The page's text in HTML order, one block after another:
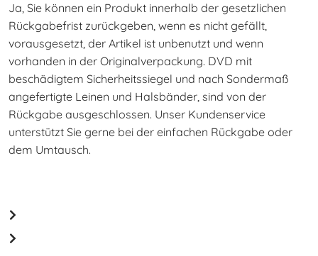
Ja, Sie können ein Produkt innerhalb der gesetzlichen
Rückgabefrist zurückgeben, wenn es nicht gefällt,
vorausgesetzt, der Artikel ist unbenutzt und wenn
vorhanden in der Originalverpackung. DVD mit
beschädigtem Sicherheitssiegel und nach Sondermaß
angefertigte Leinen und Halsbänder, sind von der
Rückgabe ausgeschlossen. Unser Kundenservice
unterstützt Sie gerne bei der einfachen Rückgabe oder
dem Umtausch.